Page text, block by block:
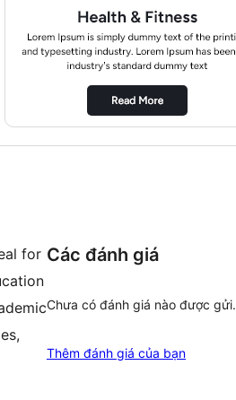
for Các đánh giá
Chưa có đánh giá nào được gửi.
Thêm đánh giá của bạn